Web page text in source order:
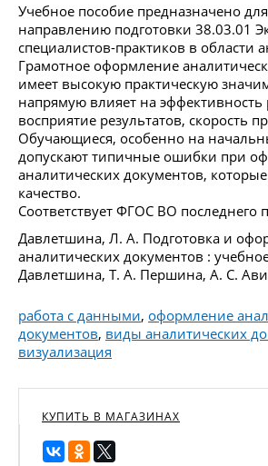
Учебное пособие предназначено
направлению подготовки 38.03.01
специалистов-практиков в области
Грамотное оформление
имеет высокую практическую
напрямую влияет на эффективность
восприятие результатов, скорость
Обучающиеся, особенно на
допускают типичные ошибки при
аналитических документов,
качество.
Соответствует ФГОС ВО последнего
Давлетшина, Л. А. Подготовка и
аналитических документов :
Давлетшина, Т. А. Першина, А. С.
работа с данными, оформление
документов, виды аналитических
визуализация
КУПИТЬ В МАГАЗИНАХ